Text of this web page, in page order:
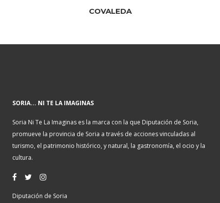
COVALEDA
SORIA... NI TE LA IMAGINAS
Soria Ni Te La Imaginas es la marca con la que Diputación de Soria,
promueve la provincia de Soria a través de acciones vinculadas al
turismo, el patrimonio histórico, y natural, la gastronomía, el ocio y la
cultura.
Diputación de Soria